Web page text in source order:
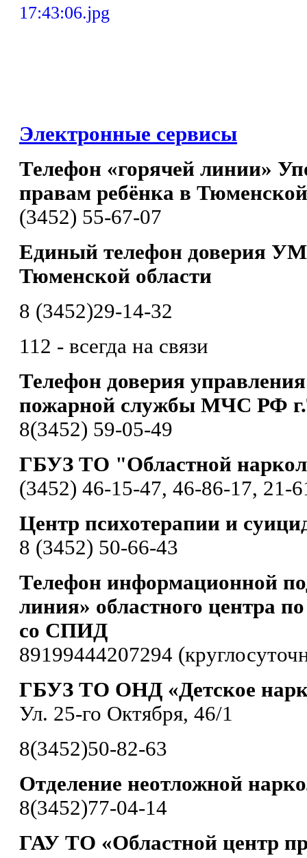
Электронные сервисы
Телефон «горячей линии»
правам ребёнка в
(3452) 55-67-07
Единый телефон доверия
Тюменской области
8 (3452)29-14-32
112 - всегда на связи
Телефон доверия
пожарной службы МЧС РФ
8(3452) 59-05-49
ГБУЗ ТО "Областной
(3452) 46-15-47, 46-86-17, 21-
Центр психотерапии и
8 (3452) 50-66-43
Телефон информационной
линия» областного центра
со СПИД
89199444207294
ГБУЗ ТО ОНД «Детское
Ул. 25-го Октября, 46/1
8(3452)50-82-63
Отделение неотложной
8(3452)77-04-14
ГАУ ТО «Областной центр